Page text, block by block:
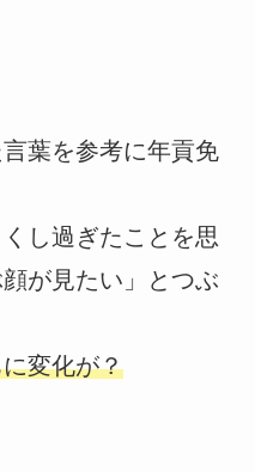
葉を参考に年貢免
し過ぎたことを思
が見たい」とつぶ
変化が？